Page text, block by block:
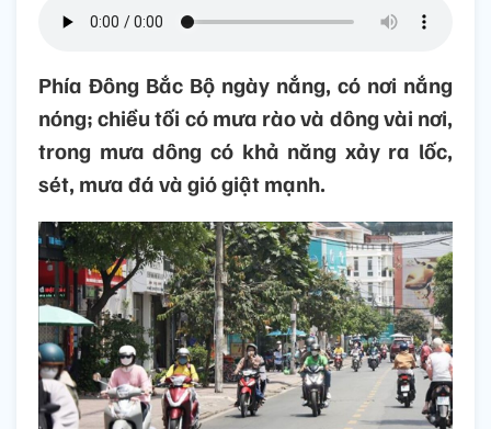
Phía Đông Bắc Bộ ngày nắng, có nơi nắng
nóng; chiều tối có mưa rào và dông vài nơi,
trong mưa dông có khả năng xảy ra lốc,
sét, mưa đá và gió giật mạnh.